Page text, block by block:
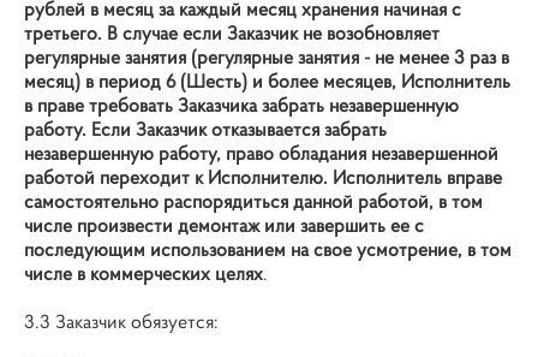
рублей в месяц за каждый месяц хранения начиная с
третьего. В случае если Заказчик не возобновляет
регулярные занятия (регулярные занятия - не менее 3 раз в
месяц) в период 6 (Шесть) и более месяцев, Исполнитель
в праве требовать Заказчика забрать незавершенную
работу. Если Заказчик отказывается забрать
незавершенную работу, право обладания незавершенной
работой переходит к Исполнителю. Исполнитель вправе
самостоятельно распорядиться данной работой, в том
числе произвести демонтаж или завершить ее с
последующим использованием на свое усмотрение, в том
числе в коммерческих целях.
3.3 Заказчик обязуется: